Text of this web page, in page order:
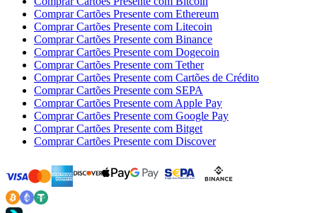
Comprar Cartões Presente com Ethereum
Comprar Cartões Presente com Litecoin
Comprar Cartões Presente com Binance
Comprar Cartões Presente com Dogecoin
Comprar Cartões Presente com Tether
Comprar Cartões Presente com Cartões de Crédito
Comprar Cartões Presente com SEPA
Comprar Cartões Presente com Apple Pay
Comprar Cartões Presente com Google Pay
Comprar Cartões Presente com Bitget
Comprar Cartões Presente com Discover